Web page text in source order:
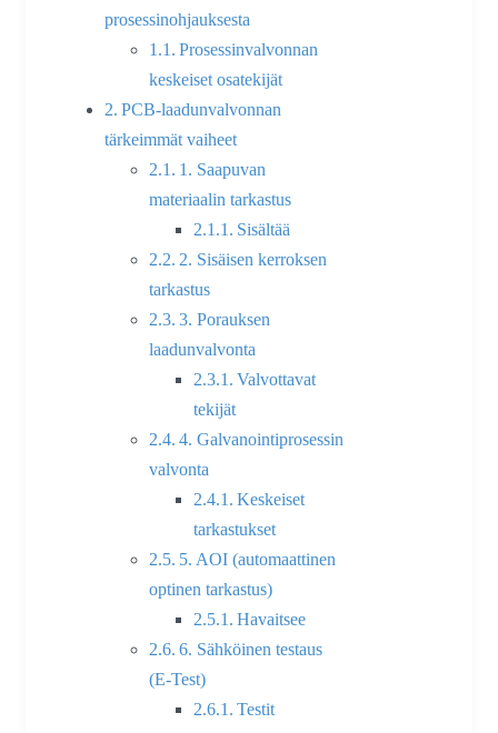
prosessinohjauksesta
Prosessinvalvonnan
keskeiset osatekijät
PCB-laadunvalvonnan
tärkeimmät vaiheet
1. Saapuvan
materiaalin tarkastus
Sisältää
2. Sisäisen kerroksen
tarkastus
3. Porauksen
laadunvalvonta
Valvottavat
tekijät
4. Galvanointiprosessin
valvonta
Keskeiset
tarkastukset
5. AOI (automaattinen
optinen tarkastus)
Havaitsee
6. Sähköinen testaus
(E-Test)
Testit